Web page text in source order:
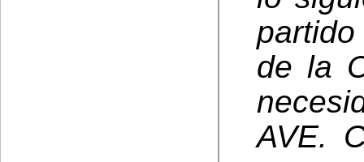
de la
AVE.